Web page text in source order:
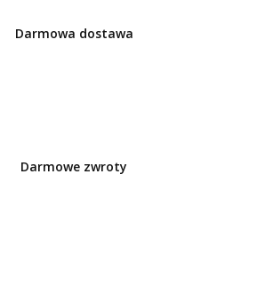
Darmowa dostawa
Darmowe zwroty